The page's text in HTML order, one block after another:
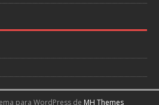
para WordPress de MH Themes